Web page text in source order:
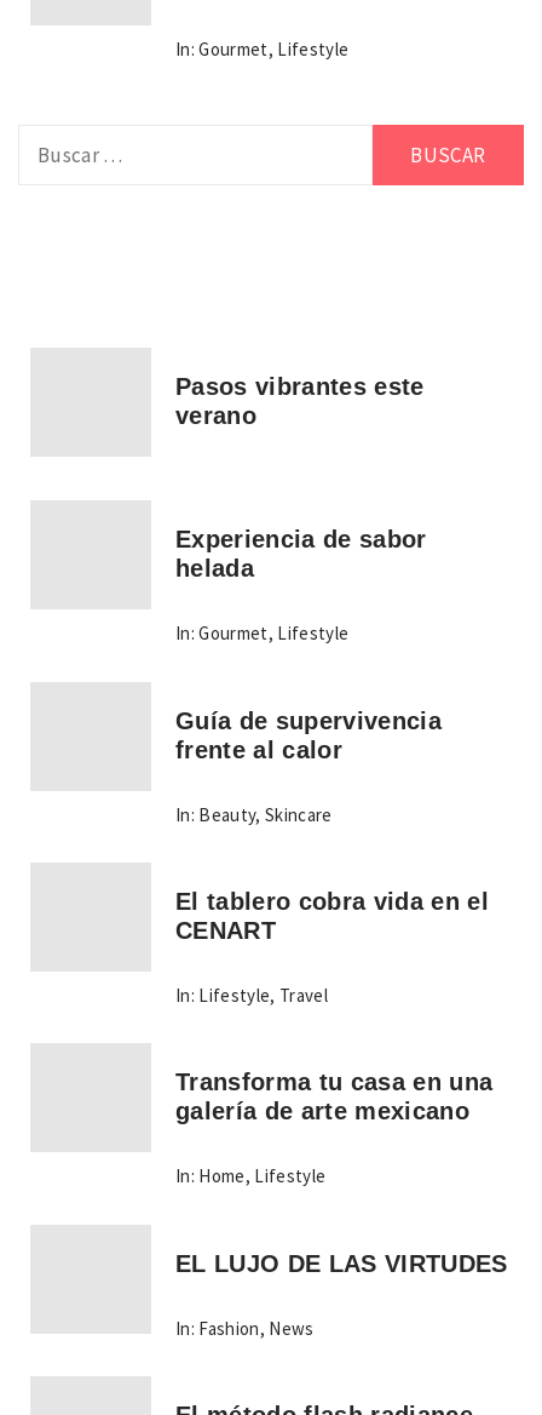
In: Gourmet, Lifestyle
Pasos vibrantes este
verano
Experiencia de sabor
helada
In: Gourmet, Lifestyle
Guía de supervivencia
frente al calor
In: Beauty,Skincare
El tablero cobra vida en el
CENART
In: Lifestyle, Travel
Transforma tu casa en una
galería de arte mexicano
In: Home, Lifestyle
EL LUJO DE LAS VIRTUDES
In: Fashion, News